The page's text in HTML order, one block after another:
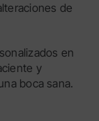
de
en
y
boca sana.